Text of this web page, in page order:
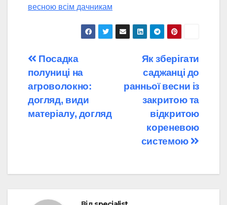
весною всім дачникам
Навігація
записів
Як зберігати
саджанці до
ранньої весни із
закритою та
відкритою
кореневою
системою
Посадка
полуниці на
агроволокно:
догляд, види
матеріалу, догляд